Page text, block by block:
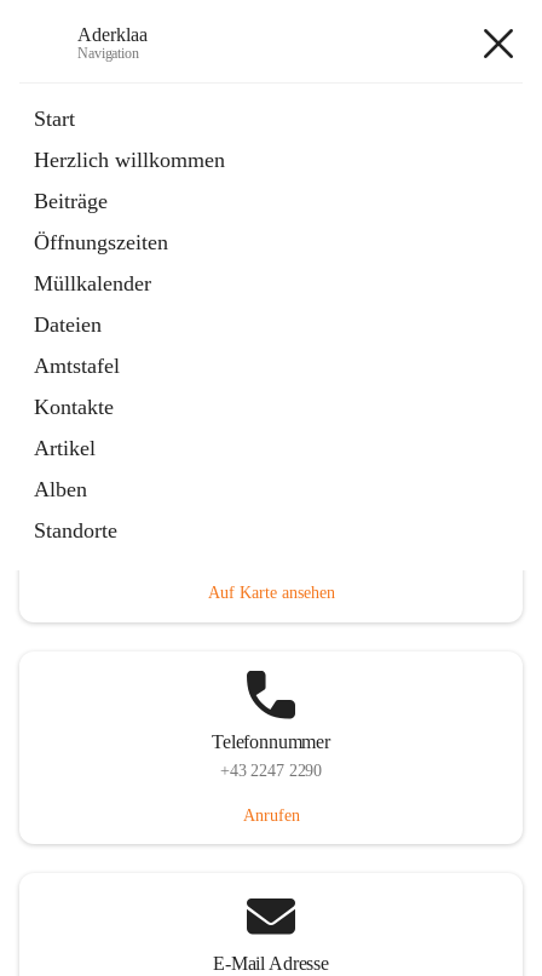
Aderklaa
Navigation
Start
Herzlich willkommen
Beiträge
Öffnungszeiten
Müllkalender
Dateien
Amtstafel
Kontakte
Artikel
Alben
Standorte
6 Schnellzugriffe
Gemeinde
3 Schnellzugriffe
Auf Karte ansehen
Telefonnummer
+43 2247 2290
Anrufen
E-Mail Adresse